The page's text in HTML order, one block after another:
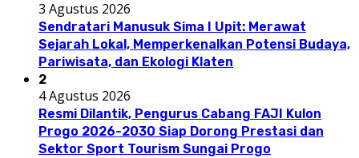
3 Agustus 2026
Sendratari Manusuk Sima I Upit: Merawat
Sejarah Lokal, Memperkenalkan Potensi Budaya,
Pariwisata, dan Ekologi Klaten
2
4 Agustus 2026
Resmi Dilantik, Pengurus Cabang FAJI Kulon
Progo 2026-2030 Siap Dorong Prestasi dan
Sektor Sport Tourism Sungai Progo